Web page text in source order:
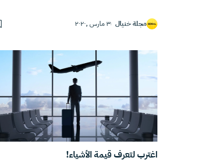
مجلة خنيال ٣ مارس ,٢٠٢٠
اغترب لتعرف قيمة الأشياء!